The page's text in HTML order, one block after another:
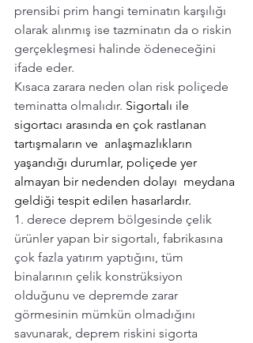
prensibi prim hangi teminatın karşılığı
olarak alınmış ise tazminatın da o riskin
gerçekleşmesi halinde ödeneceğini
ifade eder.
Kısaca zarara neden olan risk poliçede
teminatta olmalıdır. Sigortalı ile
sigortacı arasında en çok rastlanan
tartışmaların ve  anlaşmazlıkların
yaşandığı durumlar, poliçede yer
almayan bir nedenden dolayı  meydana
geldiği tespit edilen hasarlardır.
1. derece deprem bölgesinde çelik
ürünler yapan bir sigortalı, fabrikasına
çok fazla yatırım yaptığını, tüm
binalarının çelik konstrüksiyon
olduğunu ve depremde zarar
görmesinin mümkün olmadığını
savunarak, deprem riskini sigorta